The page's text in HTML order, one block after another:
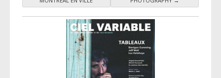
Post navigation